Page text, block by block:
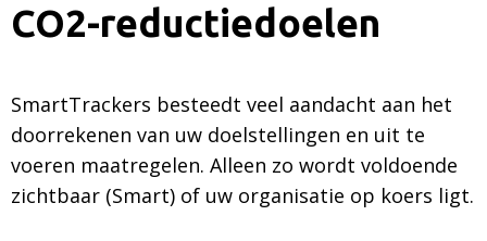
CO2-reductiedoelen
SmartTrackers besteedt veel aandacht aan het
doorrekenen van uw doelstellingen en uit te
voeren maatregelen. Alleen zo wordt voldoende
zichtbaar (Smart) of uw organisatie op koers ligt.